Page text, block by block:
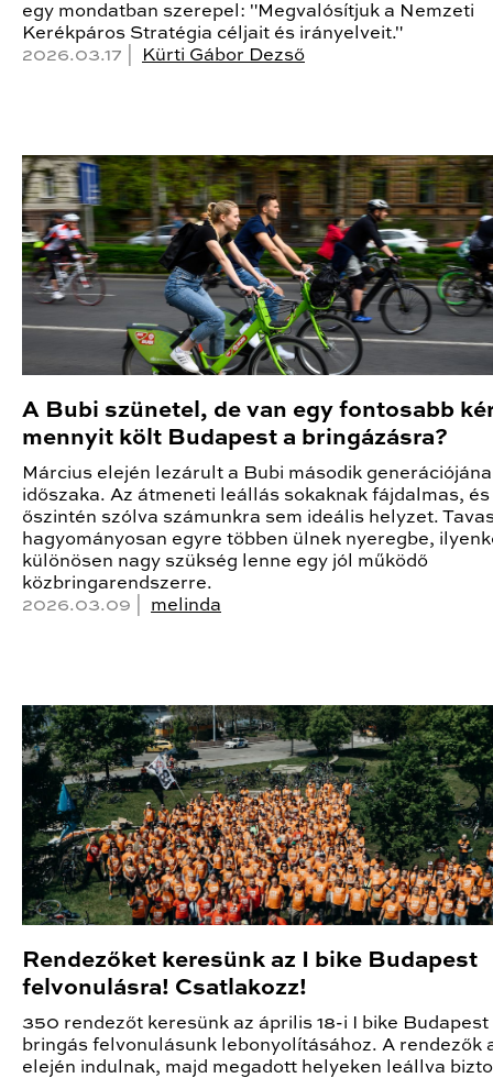
egy mondatban szerepel: "Megvalósítjuk a Nemzeti
Kerékpáros Stratégia céljait és irányelveit."
2026.03.17 |
Kürti Gábor Dezső
A Bubi szünetel, de van egy fontosabb
mennyit költ Budapest a bringázásra?
Március elején lezárult a Bubi második
időszaka. Az átmeneti leállás sokaknak fájdalmas, és
őszintén szólva számunkra sem ideális helyzet.
hagyományosan egyre többen ülnek nyeregbe,
különösen nagy szükség lenne egy jól működő
közbringarendszerre.
2026.03.09 | melinda
Rendezőket keresünk az I bike Budapest
felvonulásra! Csatlakozz!
350 rendezőt keresünk az április 18-i I bike Budapest
bringás felvonulásunk lebonyolításához. A rendezők
elején indulnak, majd megadott helyeken leállva